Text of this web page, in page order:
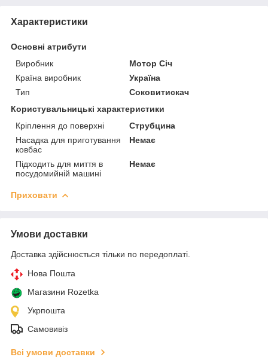
Характеристики
Основні атрибути
Виробник
Мотор Січ
Країна виробник
Україна
Тип
Соковитискач
Користувальницькі характеристики
Кріплення до поверхні
Струбцина
Насадка для приготування
ковбас
Немає
Підходить для миття в
посудомийній машині
Немає
Приховати
Умови доставки
Доставка здійснюється тільки по передоплаті.
Нова Пошта
Магазини Rozetka
Укрпошта
Самовивіз
Всі умови доставки